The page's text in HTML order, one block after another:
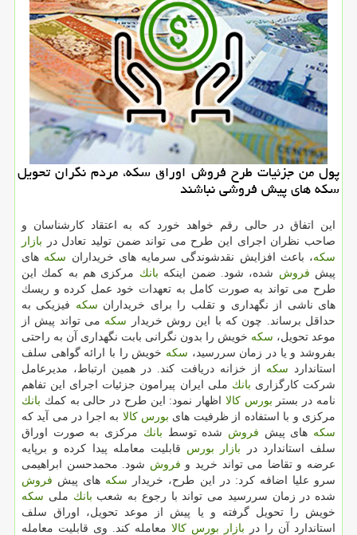
پول من جزئیات طرح فروش اوراق سكه، مردم نگران تحویل
سكه های پیش فروشی نباشند
این اتفاق در حالی رقم خواهد خورد كه به اعتقاد كارشناسان و
صاحب نظران اجرای این طرح می تواند ضمن تولید تعادل در بازار
سكه، باعث افزایش نقدشوندگی سرمایه های خریداران سكه های
پیش فروش شده، شود. ضمن اینكه بانك مركزی هم به كمك این
طرح می تواند به صورت كامل به تعهدات خود عمل كرده و ریسك
های ناشی از نگهداری و تقلب را برای خریداران سكه فیزیكی به
حداقل برساند. چون كه با این روش خریدار سكه می تواند پیش از
موعد تحویل، سكه خویش را بدون نگرانی بابت نگهداری آن به راحتی
بفروشد و یا در زمان سررسید، سكه خویش را با ارائه گواهی سلف
استاندارد سكه از خزانه دریافت كند. در همین ارتباط، مدیرعامل
شركت كارگزاری بانك ملی ایران پیرامون جزئیات اجرای این تفاهم
نامه در بستر بورس كالا اظهار نمود: این طرح در حالی به كمك بانك
مركزی و با استفاده از ظرفیت های بورس كالا به اجرا در می آید كه
سكه های پیش فروش شده توسط بانك مركزی به صورت اوراق
سلف استاندارد در بازار بورس قابلیت معامله پیدا كرده و برپایه
عرضه و تقاضا می تواند خرید و فروش شود. محمدحسن ابراهیمی
سرو علیا اضافه كرد: در این طرح، خریدار سكه های پیش فروش
شده در زمان سررسید می تواند با رجوع به شعب بانك ملی سكه
خویش را تحویل گرفته و یا پیش از موعد تحویل، اوراق سلف
استاندارد آن را در بازار بورس كالا معامله كند. وی قابلیت معامله